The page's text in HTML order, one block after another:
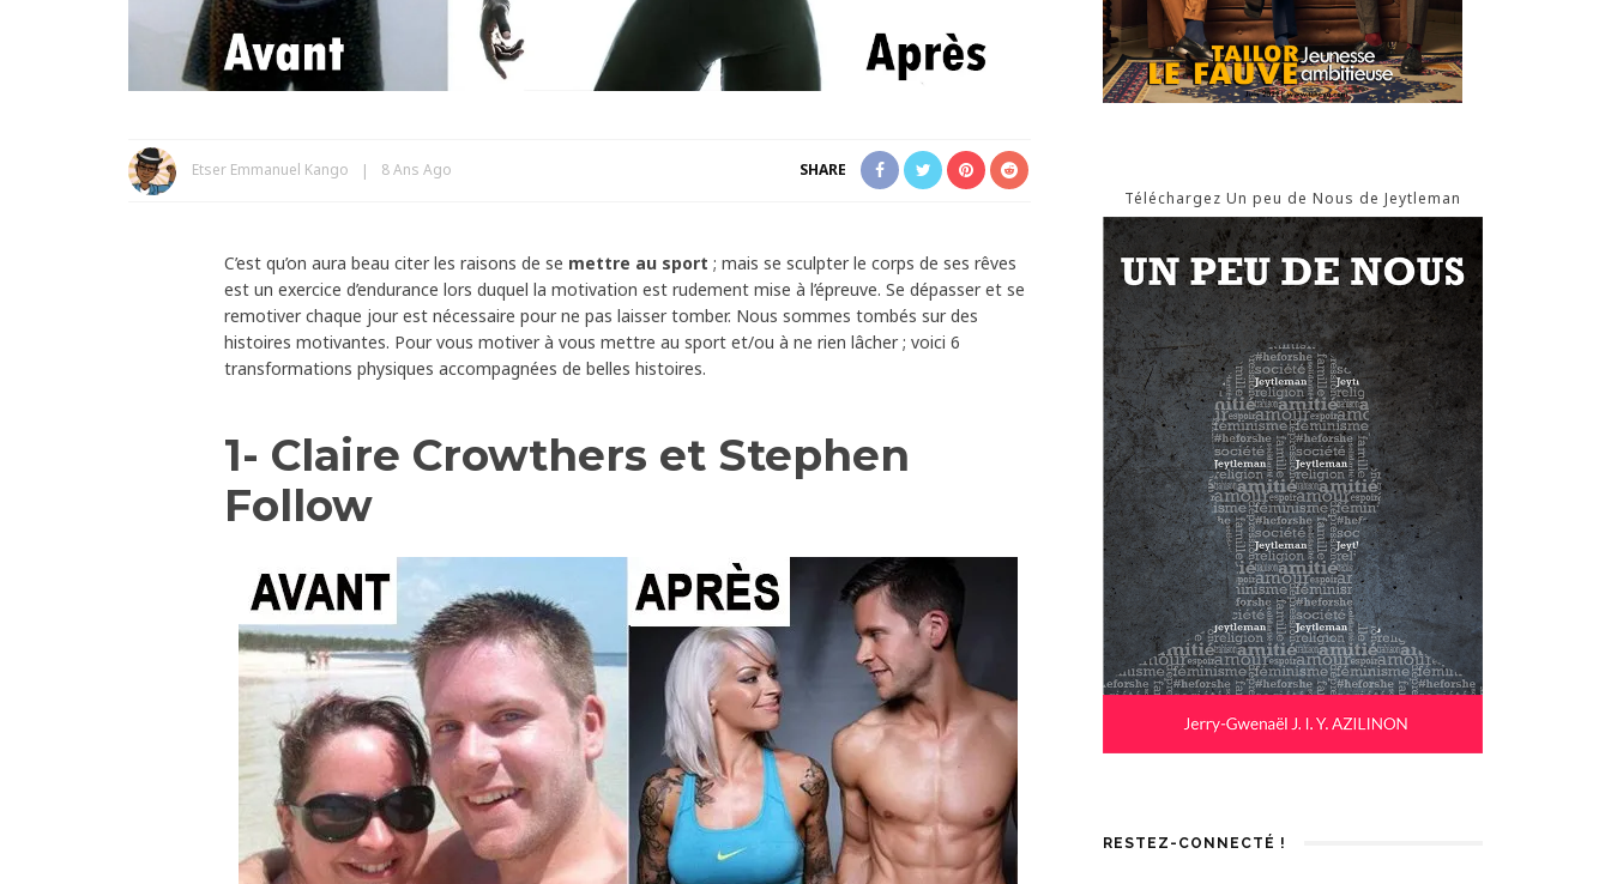
Etser Emmanuel Kango 8 Ans Ago SHARE
C’est qu’on aura beau citer les raisons de se mettre au sport ; mais se sculpter le corps de ses rêves
est un exercice d’endurance lors duquel la motivation est rudement mise à l’épreuve. Se dépasser et se
remotiver chaque jour est nécessaire pour ne pas laisser tomber. Nous sommes tombés sur des
histoires motivantes. Pour vous motiver à vous mettre au sport et/ou à ne rien lâcher ; voici 6
transformations physiques accompagnées de belles histoires.
1- Claire Crowthers et Stephen
Follow
Téléchargez Un peu de Nous de Jeytleman
RESTEZ-CONNECTÉ !